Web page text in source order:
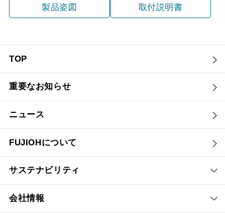
製品姿図 取付説明書
TOP
重要なお知らせ
ニュース
FUJIOHについて
サステナビリティ
会社情報